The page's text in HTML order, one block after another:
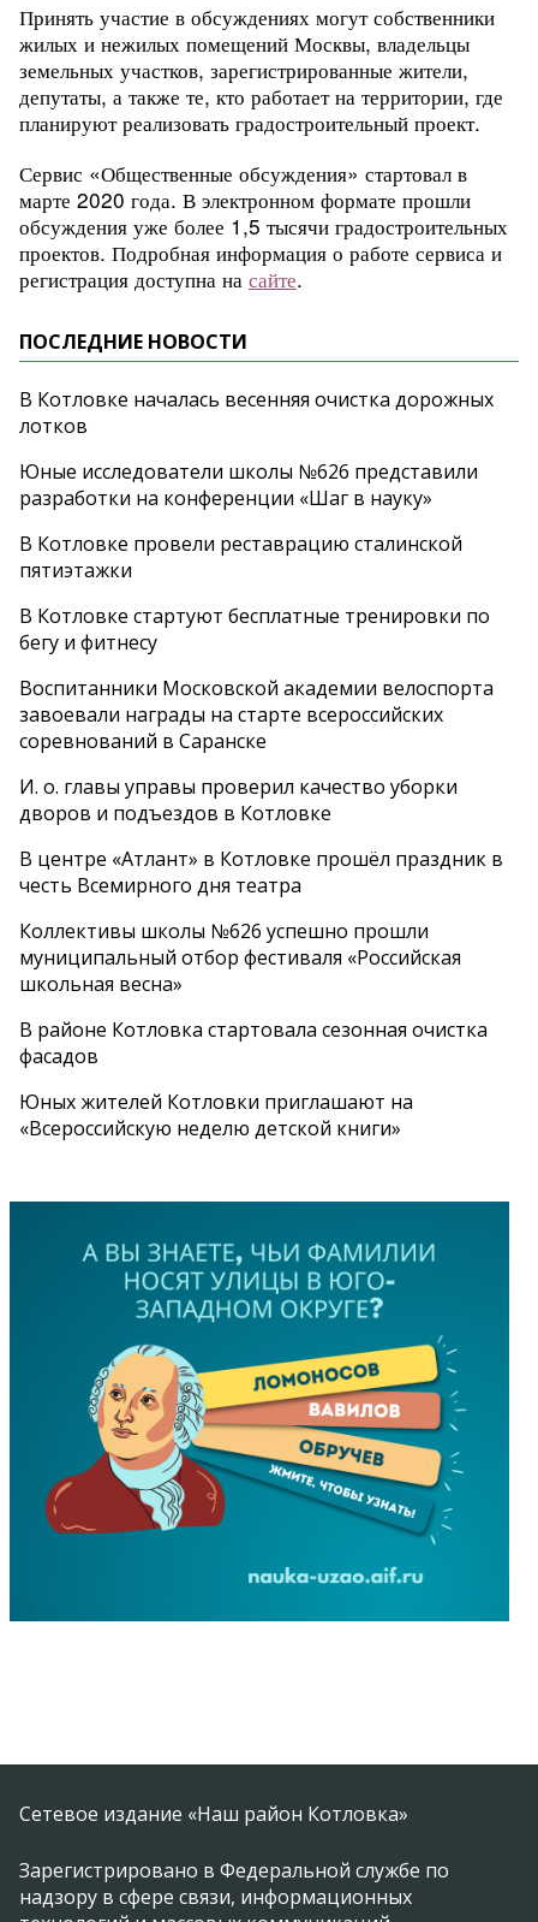
Принять участие в обсуждениях могут собственники
жилых и нежилых помещений Москвы, владельцы
земельных участков, зарегистрированные жители,
депутаты, а также те, кто работает на территории, где
планируют реализовать градостроительный проект.
Сервис «Общественные обсуждения» стартовал в
марте 2020 года. В электронном формате прошли
обсуждения уже более 1,5 тысячи градостроительных
проектов. Подробная информация о работе сервиса и
регистрация доступна на сайте.
ПОСЛЕДНИЕ НОВОСТИ
В Котловке началась весенняя очистка дорожных
лотков
Юные исследователи школы №626 представили
разработки на конференции «Шаг в науку»
В Котловке провели реставрацию сталинской
пятиэтажки
В Котловке стартуют бесплатные тренировки по
бегу и фитнесу
Воспитанники Московской академии велоспорта
завоевали награды на старте всероссийских
соревнований в Саранске
И. о. главы управы проверил качество уборки
дворов и подъездов в Котловке
В центре «Атлант» в Котловке прошёл праздник в
честь Всемирного дня театра
Коллективы школы №626 успешно прошли
муниципальный отбор фестиваля «Российская
школьная весна»
В районе Котловка стартовала сезонная очистка
фасадов
Юных жителей Котловки приглашают на
«Всероссийскую неделю детской книги»
Сетевое издание «Наш район Котловка»
Зарегистрировано в Федеральной службе по
надзору в сфере связи, информационных